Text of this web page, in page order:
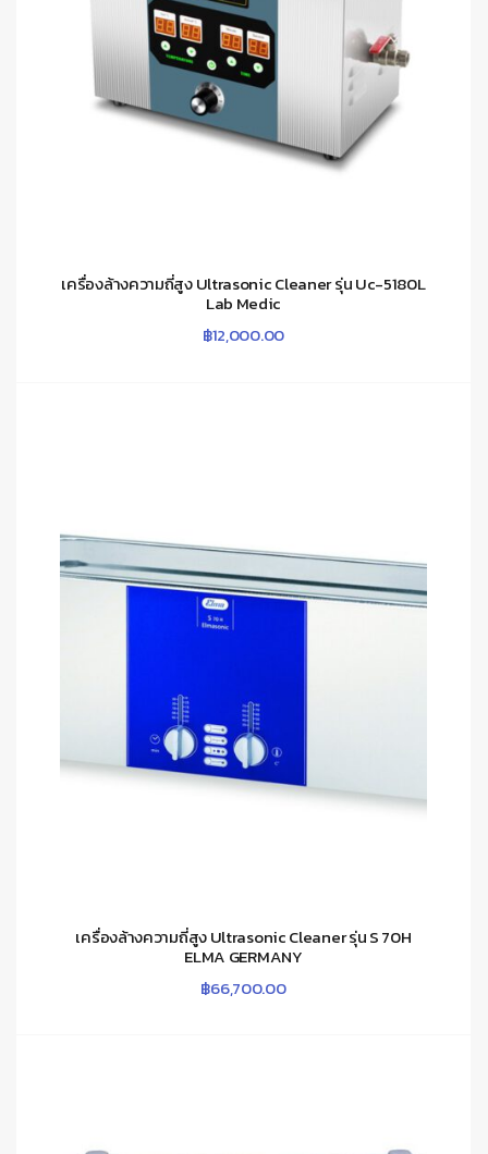
เครื่องล้างความถี่สูง Ultrasonic Cleaner รุ่น Uc-5180L
Lab Medic
฿12,000.00
เครื่องล้างความถี่สูง Ultrasonic Cleaner รุ่น S 70H
ELMA GERMANY
฿66,700.00